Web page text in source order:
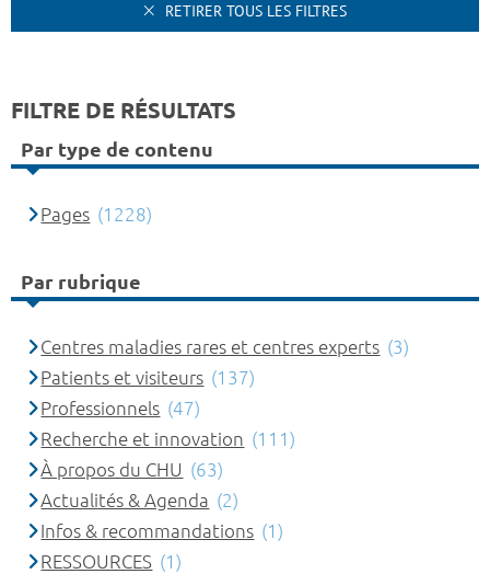
RETIRER TOUS LES FILTRES
FILTRE DE RÉSULTATS
Par type de contenu
Pages (1228)
Par rubrique
Centres maladies rares et centres experts (3)
Patients et visiteurs (137)
Professionnels (47)
Recherche et innovation (111)
À propos du CHU (63)
Actualités & Agenda (2)
Infos & recommandations (1)
RESSOURCES (1)